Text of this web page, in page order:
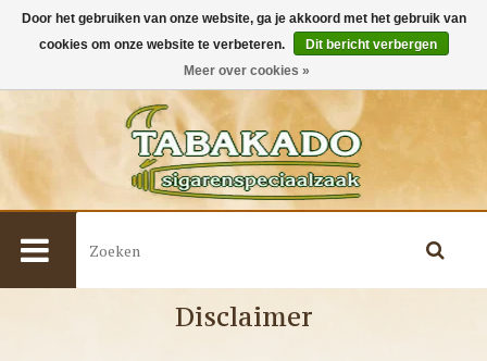
Disclaimer
Door het gebruiken van onze website, ga je akkoord met het gebruik van
cookies om onze website te verbeteren.
Dit bericht verbergen
Meer over cookies »